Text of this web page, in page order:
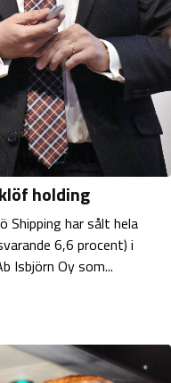
holding
Shipping har sålt hela
6,6 procent) i
Isbjörn Oy som...